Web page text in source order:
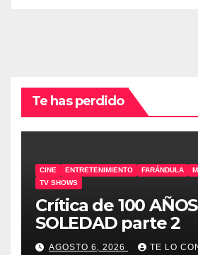
Te has perdido
CINE ENTRETENIMIENTO FARÁNDULA
TV SHOWS
Crítica de 100
SOLEDAD parte 2
AGOSTO 6, 2026 TE LO